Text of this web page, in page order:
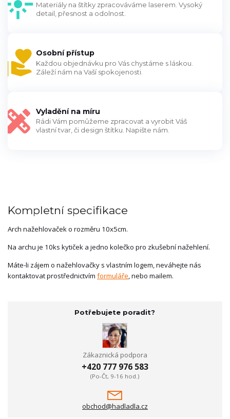
Materiály na štítky zpracováváme laserem. Vysoký
detail, přesnost a odolnost.
Osobní přístup
Každou objednávku pro Vás chystáme s láskou.
Záleží nám na Vaší spokojenosti.
Vyladění na míru
Rádi Vám pomůžeme zpracovat a vyrobit Váš
vlastní tvar, či design štítku. Napište nám.
Kompletní specifikace
Arch nažehlovaček o rozměru 10x5cm.
Na archu je 10ks kytiček a jedno kolečko pro zkušební nažehlení.
Máte-li zájem o nažehlovačky s vlastním logem, neváhejte nás
kontaktovat prostřednictvím formuláře , nebo mailem.
Potřebujete poradit?
Zákaznická podpora
+420 777 976 583
(Po-Čt, 9-16 hod.)
obchod@hadladla.cz